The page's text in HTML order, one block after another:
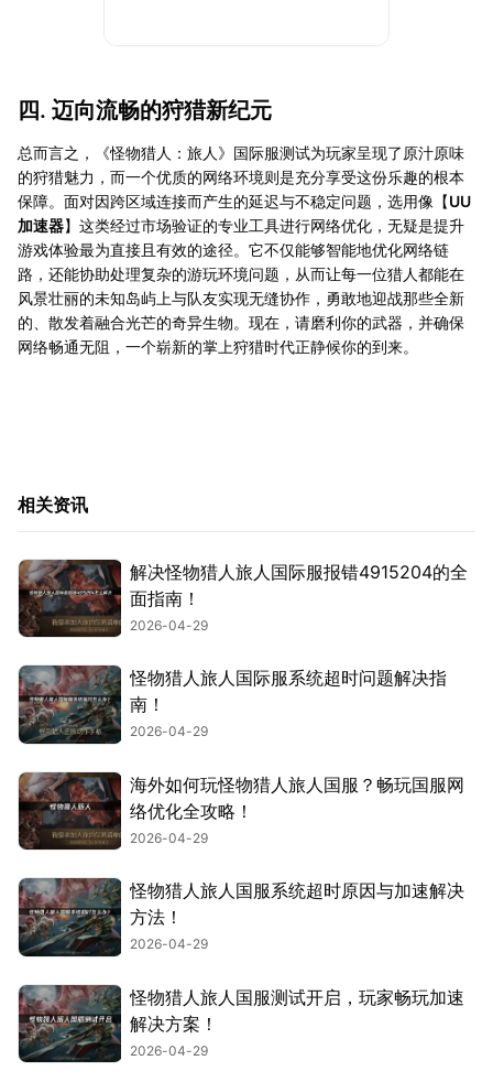
四. 迈向流畅的狩猎新纪元
总而言之，《怪物猎人：旅人》国际服测试为玩家呈现了原汁原味
的狩猎魅力，而一个优质的网络环境则是充分享受这份乐趣的根本
保障。面对因跨区域连接而产生的延迟与不稳定问题，选用像【UU
加速器】这类经过市场验证的专业工具进行网络优化，无疑是提升
游戏体验最为直接且有效的途径。它不仅能够智能地优化网络链
路，还能协助处理复杂的游玩环境问题，从而让每一位猎人都能在
风景壮丽的未知岛屿上与队友实现无缝协作，勇敢地迎战那些全新
的、散发着融合光芒的奇异生物。现在，请磨利你的武器，并确保
网络畅通无阻，一个崭新的掌上狩猎时代正静候你的到来。
相关资讯
解决怪物猎人旅人国际服报错4915204的全
面指南！
2026-04-29
怪物猎人旅人国际服系统超时问题解决指
南！
2026-04-29
海外如何玩怪物猎人旅人国服？畅玩国服网
络优化全攻略！
2026-04-29
怪物猎人旅人国服系统超时原因与加速解决
方法！
2026-04-29
怪物猎人旅人国服测试开启，玩家畅玩加速
解决方案！
2026-04-29